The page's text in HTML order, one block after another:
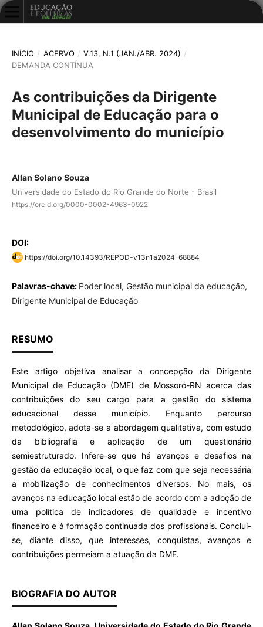
INÍCIO / ACERVO / V.13, N.1 (JAN./ABR. 2024) /
DEMANDA CONTÍNUA
As contribuições da Dirigente
Municipal de Educação para o
desenvolvimento do município
Allan Solano Souza
Universidade do Estado do Rio Grande do Norte - Brasil
https://orcid.org/0000-0002-4963-0922
DOI:
https://doi.org/10.14393/REPOD-v13n1a2024-68884
Palavras-chave: Poder local, Gestão municipal da educação,
Dirigente Municipal de Educação
RESUMO
Este artigo objetiva analisar a concepção da Dirigente
Municipal de Educação (DME) de Mossoró-RN acerca das
contribuições do seu cargo para a gestão do sistema
educacional desse município. Enquanto percurso
metodológico, adota-se a abordagem qualitativa, com estudo
da bibliografia e aplicação de um questionário
semiestruturado. Infere-se que há avanços e desafios na
gestão da educação local, o que faz com que seja necessária
a mobilização de conhecimentos diversos. No mais, os
avanços na educação local estão de acordo com a adoção de
uma política de indicadores de qualidade e incentivo
financeiro e à formação continuada dos profissionais. Conclui-
se, diante disso, que interesses, conquistas, avanços e
contribuições permeiam a atuação da DME.
BIOGRAFIA DO AUTOR